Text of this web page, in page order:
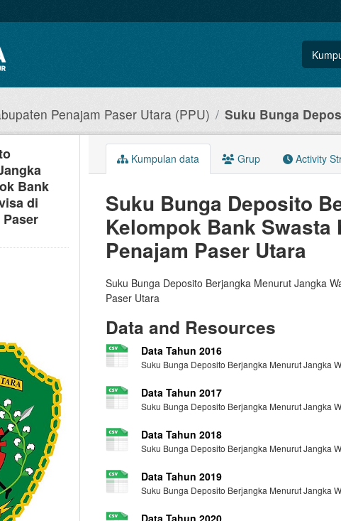
Penajam Paser Utara (PPU) Suku Bunga
Bank
di
Kumpulan data Grup Activity
Suku Bunga Deposito
Kelompok Bank
Penajam Paser Utara
Suku Bunga Deposito Berjangka Menurut Jangka
Paser Utara
Data and Resources
Data Tahun 2016
Suku Bunga Deposito Berjangka Menurut Jangka
Data Tahun 2017
Suku Bunga Deposito Berjangka Menurut Jangka
Data Tahun 2018
Suku Bunga Deposito Berjangka Menurut Jangka
Data Tahun 2019
Suku Bunga Deposito Berjangka Menurut Jangka
Data Tahun 2020